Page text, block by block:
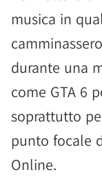
musica in
durante una
come GTA 6
soprattutto
punto focale
Online.